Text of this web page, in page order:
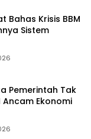
Bahas Krisis BBM
Sistem
Pemerintah Tak
Ancam Ekonomi